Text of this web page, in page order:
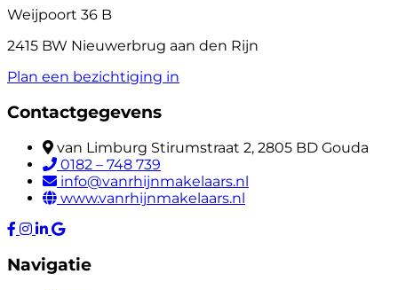
Weijpoort 36 B
2415 BW Nieuwerbrug aan den Rijn
Plan een bezichtiging in
Contactgegevens
van Limburg Stirumstraat 2, 2805 BD Gouda
0182 – 748 739
info@vanrhijnmakelaars.nl
www.vanrhijnmakelaars.nl
Navigatie